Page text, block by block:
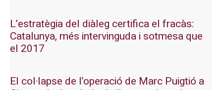
L’estratègia del diàleg certifica el fracàs:
Catalunya, més intervinguda i sotmesa que
el 2017
El col·lapse de l’operació de Marc Puigtió a